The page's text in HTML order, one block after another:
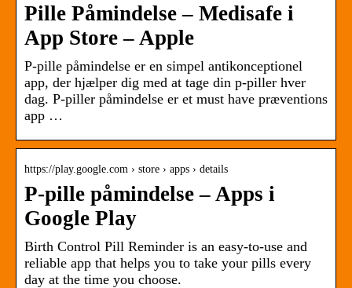
Pille Påmindelse – Medisafe i
App Store – Apple
P-pille påmindelse er en simpel antikonceptionel
app, der hjælper dig med at tage din p-piller hver
dag. P-piller påmindelse er et must have præventions
app …
https://play.google.com › store › apps › details
P-pille påmindelse – Apps i
Google Play
Birth Control Pill Reminder is an easy-to-use and
reliable app that helps you to take your pills every
day at the time you choose.